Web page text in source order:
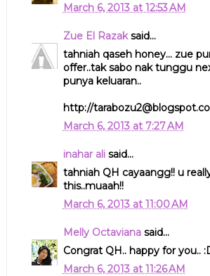
March 6, 2013 at 12:53 AM
Zue El Razaksaid...
tahniah qaseh honey... zue
offer..tak sabo nak tunggu
punya keluaran..
http://
March 6, 2013 at 7:27 AM
inahar alisaid...
tahniah QH cayaangg!! u
this..muaah!!
March 6, 2013 at 11:00 AM
Melly Octavianasaid...
Congrat QH.. happy for you..
March 6, 2013 at 11:26 AM